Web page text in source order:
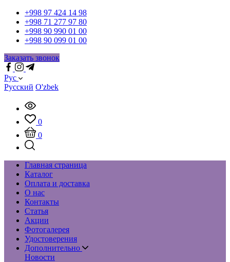
+998 97 424 14 98
+998 71 277 97 80
+998 90 990 01 00
+998 90 099 01 00
Заказать звонок
Рус
Русский O'zbek
0
0
Главная страница
Каталог
Оплата и доставка
О нас
Контакты
Статья
Акции
Фотогалерея
Удостоверения
Дополнительно
Новости